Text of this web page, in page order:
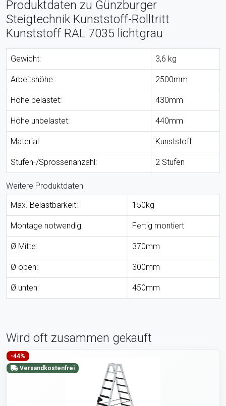
Produktdaten zu Günzburger
Steigtechnik Kunststoff-Rolltritt
Kunststoff RAL 7035 lichtgrau
Gewicht: 3,6 kg
Arbeitshöhe: 2500mm
Höhe belastet: 430mm
Höhe unbelastet: 440mm
Material: Kunststoff
Stufen-/Sprossenanzahl: 2 Stufen
Weitere Produktdaten
Max. Belastbarkeit:
150kg
Montage notwendig: Fertig montiert
Ø Mitte: 370mm
Ø oben: 300mm
Ø unten: 450mm
Wird oft zusammen gekauft
-44%
Versandkostenfrei